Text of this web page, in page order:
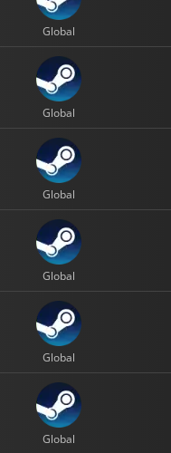
Global
Global
Global
Global
Global
Global